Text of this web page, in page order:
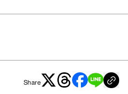
Share